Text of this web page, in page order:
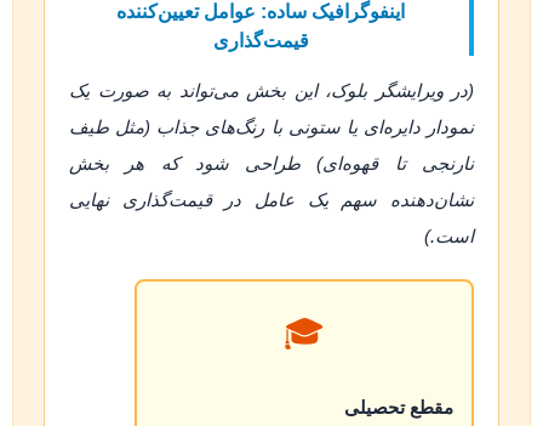
اینفوگرافیک ساده: عوامل تعیین‌کننده
قیمت‌گذاری
(در ویرایشگر بلوک، این بخش می‌تواند به صورت یک
نمودار دایره‌ای یا ستونی با رنگ‌های جذاب (مثل طیف
نارنجی تا قهوه‌ای) طراحی شود که هر بخش
نشان‌دهنده سهم یک عامل در قیمت‌گذاری نهایی
است.)
🎓
مقطع تحصیلی